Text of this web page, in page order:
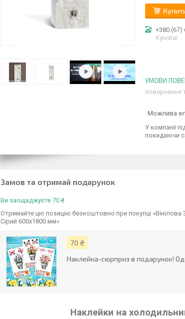
+380 (67)
Kyivstar
повернення
У компанії
покидаючи
Замов та отримай подарунок
Ви заощаджуєте 70 ₴
Отримайте цю позицію безкоштовно при покупці
Сірий 600х1800 мм»
70 ₴
Наклейка-сюрприз в подарунок!
Наклейки на